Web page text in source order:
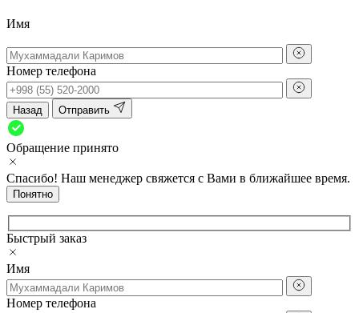
Имя
Номер телефона
Назад Отправить
Обращение принято
Спасибо! Наш менеджер свяжется с Вами в ближайшее время.
Понятно
Быстрый заказ
Имя
Номер телефона